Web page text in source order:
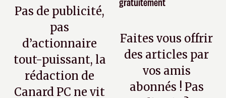
Pas de publicité,
pas
d’actionnaire
tout-puissant, la
rédaction de
Canard PC ne vit
Faites vous offrir
des articles par
vos amis
abonnés ! Pas